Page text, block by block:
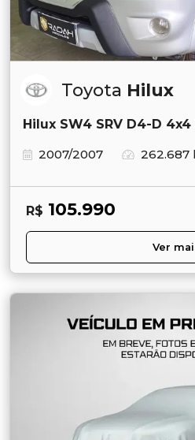
Toyota Hilux
Hilux SW4 SRV D4-D
2007/2007
262.687
R$ 105.990
Ver